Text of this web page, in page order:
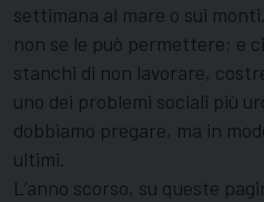
settimana al mare o sui
non se le può permettere; e
stanchi di non lavorare,
uno dei problemi sociali più
dobbiamo pregare, ma in
ultimi.
L’anno scorso, su queste